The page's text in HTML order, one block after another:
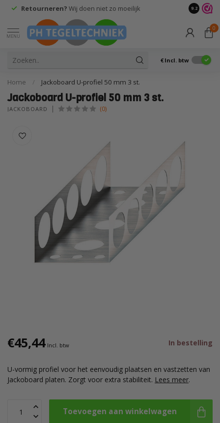
Retourneren? Wij doen niet zo moeilijk 9.2
MENU
0
€ Incl. btw
Home / Jackoboard U-profiel 50 mm 3 st.
Jackoboard U-profiel 50 mm 3 st.
JACKOBOARD (0)
€45,44 Incl. btw In bestelling
U-vormig profiel voor het eenvoudig plaatsen en vastzetten van
Jackoboard platen. Zorgt voor extra stabiliteit. Lees meer.
Toevoegen aan winkelwagen